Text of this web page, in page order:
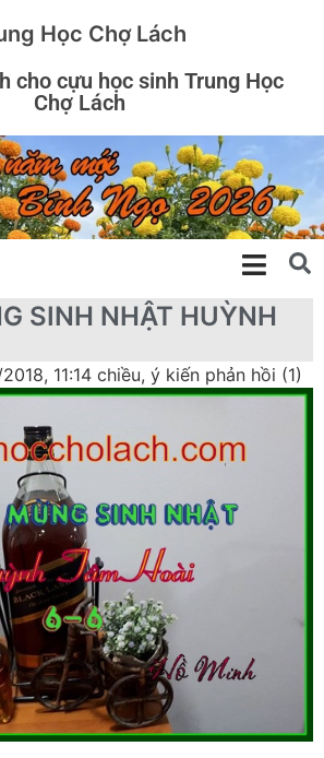
Học Chợ Lách
cho cựu học sinh Trung Học
Chợ Lách
SINH NHẬT HUỲNH
11:14 chiều, ý kiến phản hồi (1)